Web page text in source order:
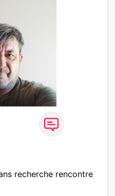
recherche rencontre